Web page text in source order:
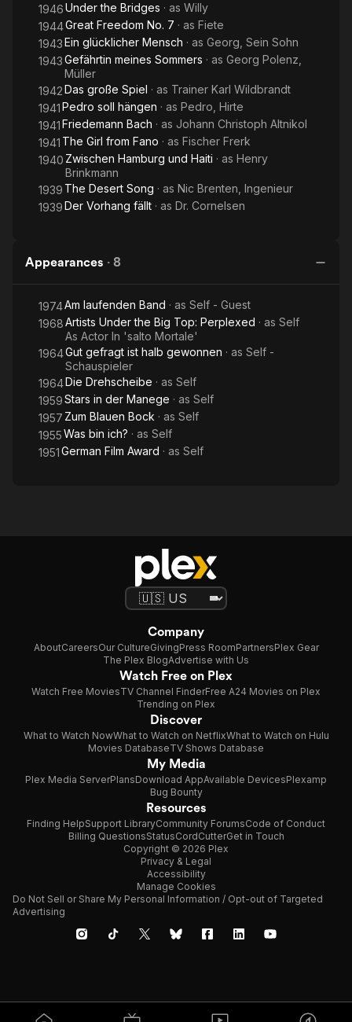
1946Under the Bridges · as Willy
1944Great Freedom No. 7 · as Fiete
1943Ein glücklicher Mensch · as Georg, Sein Sohn
1943Gefährtin meines Sommers · as Georg Polenz,
Müller
1942Das große Spiel · as Trainer Karl Wildbrandt
1941Pedro soll hängen · as Pedro, Hirte
1941Friedemann Bach · as Johann Christoph Altnikol
1941 The Girl from Fano · as Fischer Frerk
1940 Zwischen Hamburg und Haiti · as Henry
Brinkmann
1939 The Desert Song · as Nic Brenten, Ingenieur
1939Der Vorhang fällt · as Dr. Cornelsen
Appearances · 8
1974Am laufenden Band · as Self - Guest
1968Artists Under the Big Top: Perplexed · as Self
As Actor In 'salto Mortale'
1964Gut gefragt ist halb gewonnen · as Self -
Schauspieler
1964Die Drehscheibe · as Self
1959Stars in der Manege · as Self
1957 Zum Blauen Bock · as Self
1955Was bin ich? · as Self
1951German Film Award · as Self
Company
AboutCareersOur CultureGivingPress RoomPartnersPlex Gear
The Plex BlogAdvertise with Us
Watch Free on Plex
Watch Free MoviesTV Channel FinderFree A24 Movies on Plex
Trending on Plex
Discover
What to Watch NowWhat to Watch on NetflixWhat to Watch on Hulu
Movies DatabaseTV Shows Database
My Media
Plex Media ServerPlansDownload AppAvailable DevicesPlexamp
Bug Bounty
Resources
Finding HelpSupport LibraryCommunity ForumsCode of Conduct
Billing QuestionsStatusCordCutterGet in Touch
Copyright © 2026 Plex
Privacy & Legal
Accessibility
Manage Cookies
Do Not Sell or Share My Personal Information / Opt-out of Targeted
Advertising